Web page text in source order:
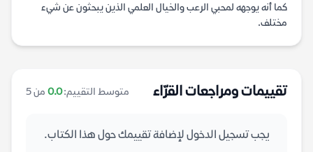
كما أنه يوجهه لمحبي الرعب والخيال العلمي الذين يبحثون عن شيء
مختلف.
تقييمات ومراجعات القرّاء متوسط التقييم:0.0 من 5
يجب تسجيل الدخول لإضافة تقييمك حول هذا الكتاب.